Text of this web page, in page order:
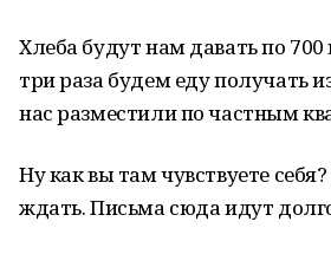
Хлеба будут нам давать по
три раза будем еду получать
нас разместили по частным
Ну как вы там чувствуете
ждать. Письма сюда идут